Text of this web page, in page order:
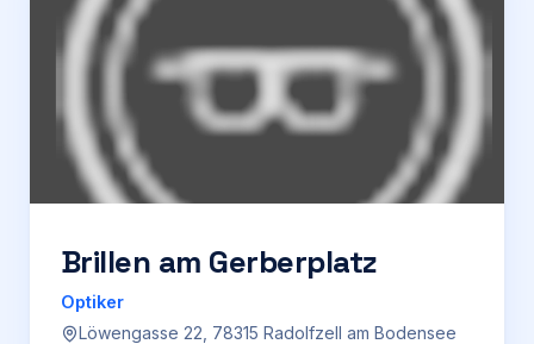
News
Ratgeber
Werbung
Preise
Für Firmen
Brillen am Gerberplatz
Optiker
Löwengasse 22, 78315 Radolfzell am Bodensee